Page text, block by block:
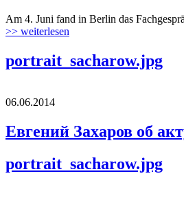
Am 4. Juni fand in Berlin das
>> weiterlesen
portrait_sacharow.jpg
06.06.2014
Евгений Захаров об
portrait_sacharow.jpg